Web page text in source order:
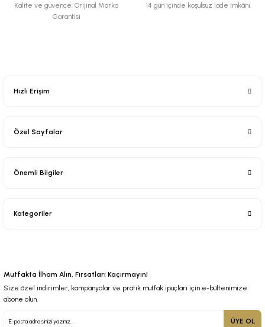
Kalite ve güvence: Orijinal Marka
Garantisi
14 gün içinde koşulsuz iade imkânı.
Hızlı Erişim
Özel Sayfalar
Önemli Bilgiler
Kategoriler
Mutfakta İlham Alın, Fırsatları Kaçırmayın!
Size özel indirimler, kampanyalar ve pratik mutfak ipuçları için e-bültenimize
abone olun.
ÜYE OL